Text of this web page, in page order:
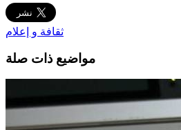
ثقافة و إعلام
مواضيع ذات صلة